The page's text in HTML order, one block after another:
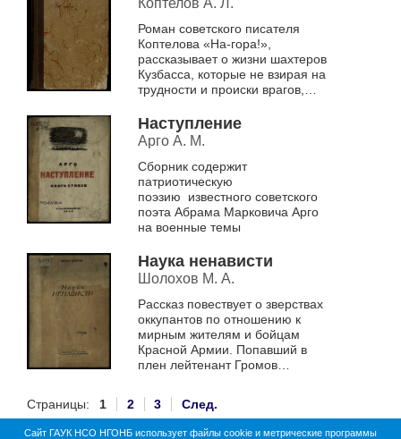
Коптелов А. Л.
Роман советского писателя
Коптелова «На-гора!»,
рассказывает о жизни шахтеров
Кузбасса, которые не взирая на
трудности и происки врагов,
рекордам во благо родины
Наступление
Арго А. М.
Сборник содержит
патриотическую
поэзию известного советского
поэта Абрама Марковича Арго
на военные темы
Наука ненависти
Шолохов М. А.
Рассказ повествует о зверствах
оккупантов по отношению к
мирным жителям и бойцам
Красной Армии. Попавший в
плен лейтенант Громов
немецкого плена и учится
ненавидеть врага ...
Страницы: 1 2 3 След.
Сайт ГАУК НСО НГОНБ использует файлы cookie и метрические программы